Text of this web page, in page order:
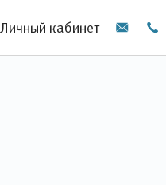
Личный кабинет